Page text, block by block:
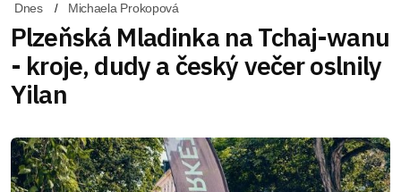
Dnes Michaela Prokopová
Plzeňská Mladinka na Tchaj-wanu
- kroje, dudy a český večer oslnily
Yilan